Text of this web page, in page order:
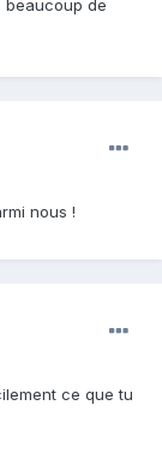
beaucoup de
nous !
ce que tu